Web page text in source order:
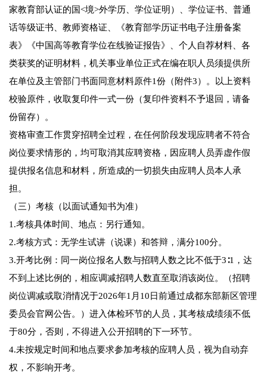
家教育部认证的国<境>外学历、学位证明）、学位证书、普通
话等级证书、教师资格证、《教育部学历证书电子注册备案
表》《中国高等教育学位在线验证报告》、个人自荐材料、各
类获奖的证明材料，机关事业单位正式在编在职人员须提供所
在单位及主管部门书面同意材料原件1份（附件3）。以上资料
校验原件，收取复印件一式一份（复印件资料不予退回，请备
份留存）。
资格审查工作贯穿招聘全过程，在任何阶段发现应聘者不符合
岗位要求情形的，均可取消其应聘资格，因应聘人员弄虚作假
提供报名信息和材料，所造成的一切损失由应聘人员本人承
担。
（三）考核（以面试通知书为准）
1.考核具体时间、地点：另行通知。
2.考核方式：无学生试讲（说课）和答辩，满分100分。
3.开考比例：同一岗位报名人数与招聘人数之比不低于3∶1，达
不到上述比例的，相应调减招聘人数直至取消该岗位。（招聘
岗位调减或取消情况于2026年1月10日前通过成都东部新区管理
委员会官网公告。）进入体检环节的人员，其考核成绩须不低
于80分，否则，不得进入公开招聘的下一环节。
4.未按规定时间和地点要求参加考核的应聘人员，视为自动弃
权，不影响开考。